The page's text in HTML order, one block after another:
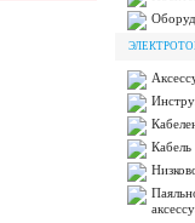
Кабель